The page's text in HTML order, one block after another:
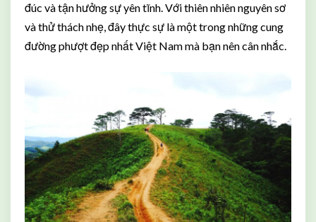
đúc và tận hưởng sự yên tĩnh. Với thiên nhiên nguyên sơ
và thử thách nhẹ, đây thực sự là một trong những cung
đường phượt đẹp nhất Việt Nam mà bạn nên cân nhắc.